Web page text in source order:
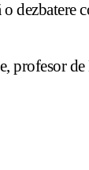
dezbatere
profesor